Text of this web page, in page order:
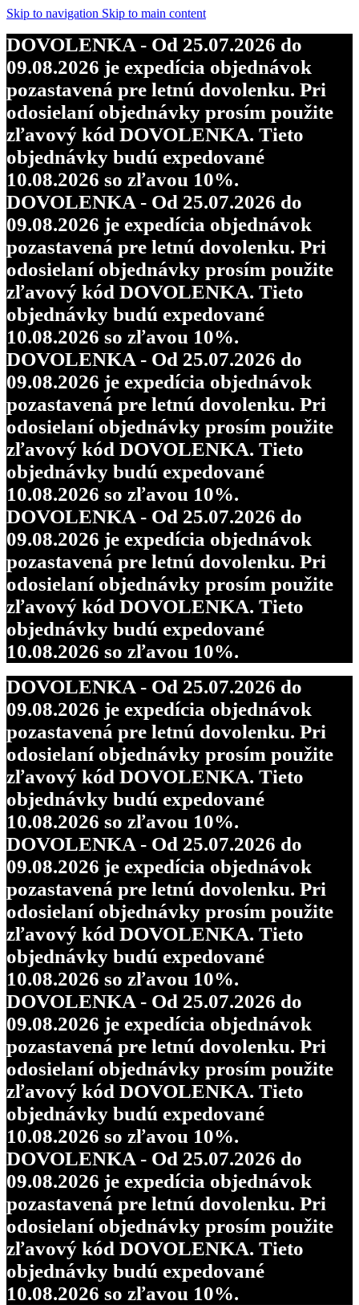
Skip to navigation Skip to main content
DOVOLENKA - Od 25.07.2026 do
09.08.2026 je expedícia objednávok
pozastavená pre letnú dovolenku. Pri
odosielaní objednávky prosím použite
zľavový kód DOVOLENKA. Tieto
objednávky budú expedované
10.08.2026 so zľavou 10%.
DOVOLENKA - Od 25.07.2026 do
09.08.2026 je expedícia objednávok
pozastavená pre letnú dovolenku. Pri
odosielaní objednávky prosím použite
zľavový kód DOVOLENKA. Tieto
objednávky budú expedované
10.08.2026 so zľavou 10%.
DOVOLENKA - Od 25.07.2026 do
09.08.2026 je expedícia objednávok
pozastavená pre letnú dovolenku. Pri
odosielaní objednávky prosím použite
zľavový kód DOVOLENKA. Tieto
objednávky budú expedované
10.08.2026 so zľavou 10%.
DOVOLENKA - Od 25.07.2026 do
09.08.2026 je expedícia objednávok
pozastavená pre letnú dovolenku. Pri
odosielaní objednávky prosím použite
zľavový kód DOVOLENKA. Tieto
objednávky budú expedované
10.08.2026 so zľavou 10%.
DOVOLENKA - Od 25.07.2026 do
09.08.2026 je expedícia objednávok
pozastavená pre letnú dovolenku. Pri
odosielaní objednávky prosím použite
zľavový kód DOVOLENKA. Tieto
objednávky budú expedované
10.08.2026 so zľavou 10%.
DOVOLENKA - Od 25.07.2026 do
09.08.2026 je expedícia objednávok
pozastavená pre letnú dovolenku. Pri
odosielaní objednávky prosím použite
zľavový kód DOVOLENKA. Tieto
objednávky budú expedované
10.08.2026 so zľavou 10%.
DOVOLENKA - Od 25.07.2026 do
09.08.2026 je expedícia objednávok
pozastavená pre letnú dovolenku. Pri
odosielaní objednávky prosím použite
zľavový kód DOVOLENKA. Tieto
objednávky budú expedované
10.08.2026 so zľavou 10%.
DOVOLENKA - Od 25.07.2026 do
09.08.2026 je expedícia objednávok
pozastavená pre letnú dovolenku. Pri
odosielaní objednávky prosím použite
zľavový kód DOVOLENKA. Tieto
objednávky budú expedované
10.08.2026 so zľavou 10%.